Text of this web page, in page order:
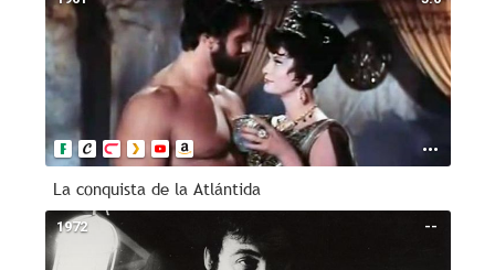
La conquista de la Atlántida
--
1972